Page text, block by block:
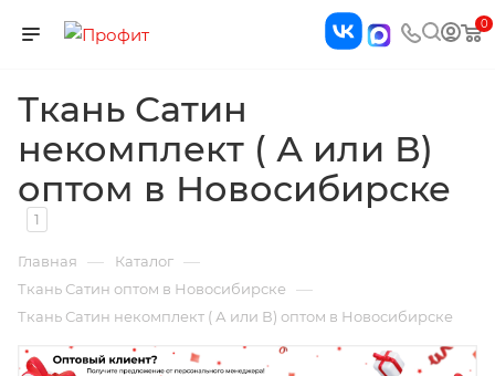
0
Ткань Сатин
некомплект ( А или В)
оптом в Новосибирске
1
Главная — Каталог —
Ткань Сатин оптом в Новосибирске —
Ткань Сатин некомплект ( А или В) оптом в Новосибирске